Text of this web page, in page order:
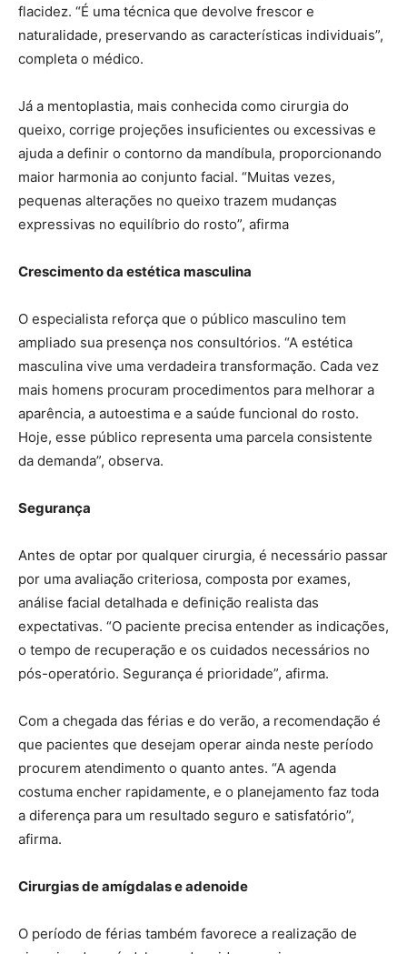
flacidez. “É uma técnica que devolve frescor e
naturalidade, preservando as características individuais”,
completa o médico.
Já a mentoplastia, mais conhecida como cirurgia do
queixo, corrige projeções insuficientes ou excessivas e
ajuda a definir o contorno da mandíbula, proporcionando
maior harmonia ao conjunto facial. “Muitas vezes,
pequenas alterações no queixo trazem mudanças
expressivas no equilíbrio do rosto”, afirma
Crescimento da estética masculina
O especialista reforça que o público masculino tem
ampliado sua presença nos consultórios. “A estética
masculina vive uma verdadeira transformação. Cada vez
mais homens procuram procedimentos para melhorar a
aparência, a autoestima e a saúde funcional do rosto.
Hoje, esse público representa uma parcela consistente
da demanda”, observa.
Segurança
Antes de optar por qualquer cirurgia, é necessário passar
por uma avaliação criteriosa, composta por exames,
análise facial detalhada e definição realista das
expectativas. “O paciente precisa entender as indicações,
o tempo de recuperação e os cuidados necessários no
pós-operatório. Segurança é prioridade”, afirma.
Com a chegada das férias e do verão, a recomendação é
que pacientes que desejam operar ainda neste período
procurem atendimento o quanto antes. “A agenda
costuma encher rapidamente, e o planejamento faz toda
a diferença para um resultado seguro e satisfatório”,
afirma.
Cirurgias de amígdalas e adenoide
O período de férias também favorece a realização de